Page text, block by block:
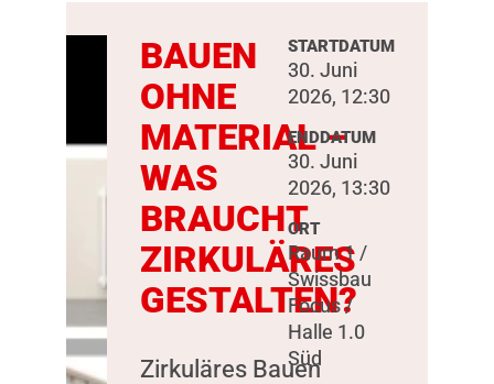
BAUEN
OHNE
MATERIAL –
WAS
BRAUCHT
ZIRKULÄRES
GESTALTEN?
Zirkuläres Bauen
STARTDATUM
30. Juni
2026, 12:30
ENDDATUM
30. Juni
2026, 13:30
ORT
Raum 1 /
Swissbau
Focus /
Halle 1.0
Süd